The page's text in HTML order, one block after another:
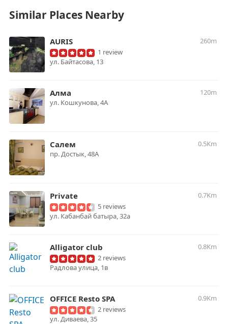
Similar Places Nearby
AURIS
260m
1 review
ул. Байтасова, 13
Алма
120m
ул. Кошкунова, 4А
Салем
0.5Km
пр. Достык, 48А
Private
0.7Km
5 reviews
​ул. Кабанбай батыра, 32а
Alligator club
0.8Km
2 reviews
​Радлова улица, 1в
OFFICE Resto SPA
0.9Km
2 reviews
ул. Диваева, 35